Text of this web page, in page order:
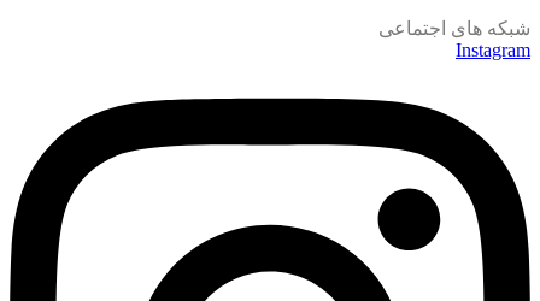
شبکه های اجتماعی
Instagram